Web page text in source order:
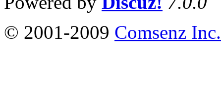
© 2001-2009 Comsenz Inc.